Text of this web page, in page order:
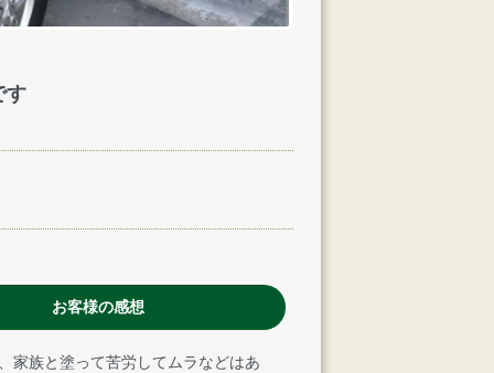
す
お客様の感想
家族と塗って苦労してムラなどはあ